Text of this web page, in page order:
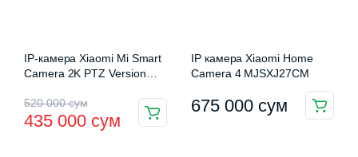
IP-камера Xiaomi Mi Smart
Camera 2K PTZ Version
520 000сум
Первоначальная
цена
435 000 сум
Текущая
цена:
IP камера Xiaomi Home
Camera 4 MJSXJ27CM
675 000 сум